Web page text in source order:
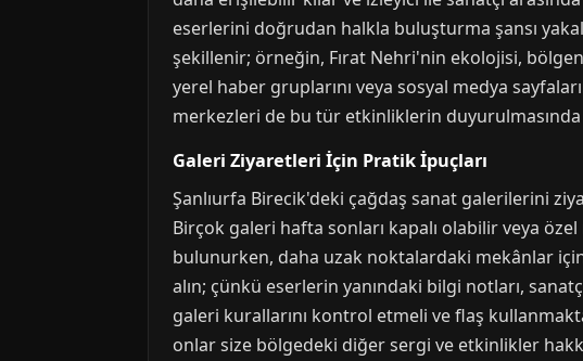
eserlerini doğrudan halkla buluşturma şansı
şekillenir; örneğin, Fırat Nehri'nin ekolojisi,
yerel haber gruplarını veya sosyal medya
merkezleri de bu tür etkinliklerin
Galeri Ziyaretleri İçin Pratik İpuçları
Şanlıurfa Birecik'deki çağdaş sanat galerilerini
Birçok galeri hafta sonları kapalı olabilir veya
bulunurken, daha uzak noktalardaki mekânlar
alın; çünkü eserlerin yanındaki bilgi notları,
galeri kurallarını kontrol etmeli ve flaş
onlar size bölgedeki diğer sergi ve etkinlikler